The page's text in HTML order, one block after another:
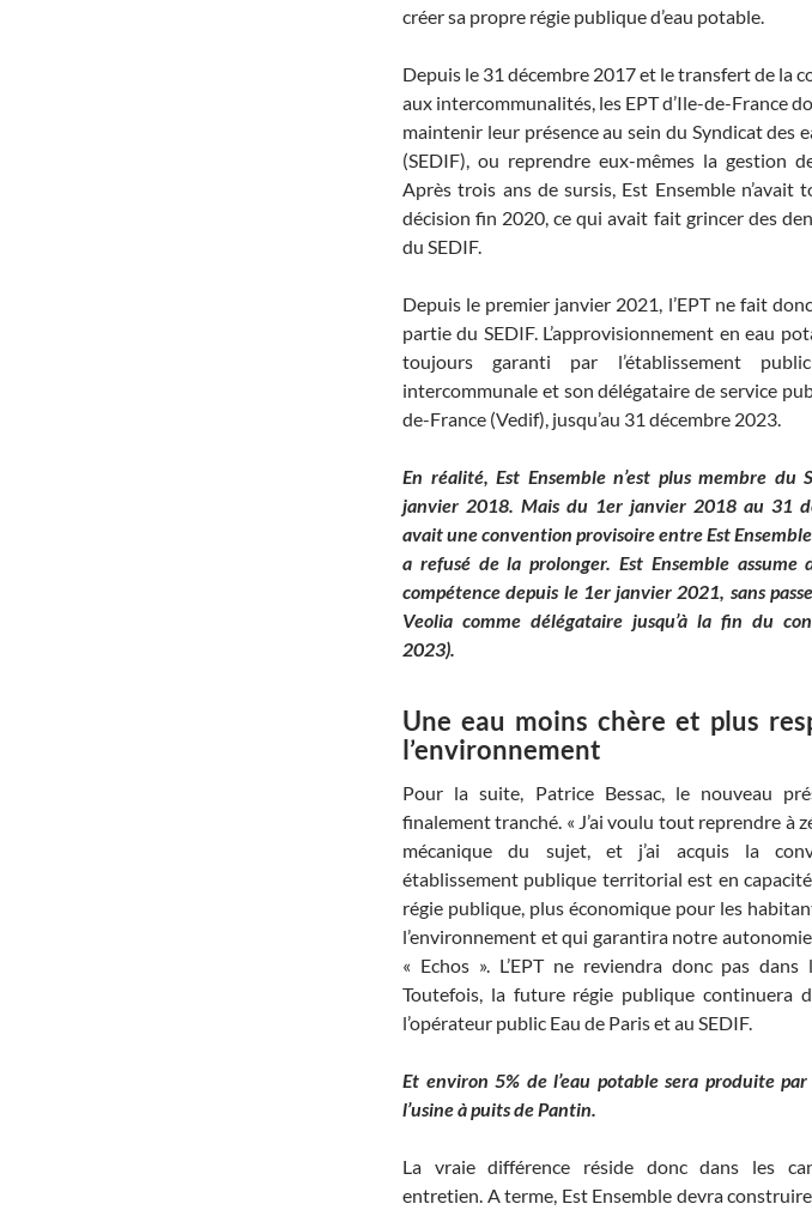
créer sa propre régie publique d’eau potable.
Depuis le 31 décembre 2017 et le transfert de la
aux intercommunalités, les EPT d’Ile-de-France
maintenir leur présence au sein du Syndicat des
(SEDIF), ou reprendre eux-mêmes la gestion
Après trois ans de sursis, Est Ensemble n’avait
décision fin 2020, ce qui avait fait grincer des
du SEDIF.
Depuis le premier janvier 2021, l’EPT ne fait
partie du SEDIF. L’approvisionnement en eau
toujours garanti par l’établissement
intercommunale et son délégataire de service
de-France (Vedif), jusqu’au 31 décembre 2023.
En réalité, Est Ensemble n’est plus membre du
janvier 2018. Mais du 1er janvier 2018 au 31
avait une convention provisoire entre Est
a refusé de la prolonger. Est Ensemble assume
compétence depuis le 1er janvier 2021, sans
Veolia comme délégataire jusqu’à la fin du
2023).
Une eau moins chère et plus
l’environnement
Pour la suite, Patrice Bessac, le nouveau
finalement tranché. « J’ai voulu tout reprendre à
mécanique du sujet, et j’ai acquis la
établissement publique territorial est en
régie publique, plus économique pour les
l’environnement et qui garantira notre
« Echos ». L’EPT ne reviendra donc pas
Toutefois, la future régie publique continuera
l’opérateur public Eau de Paris et au SEDIF.
Et environ 5% de l’eau potable sera produite par
l’usine à puits de Pantin.
La vraie différence réside donc dans les
entretien. A terme, Est Ensemble devra